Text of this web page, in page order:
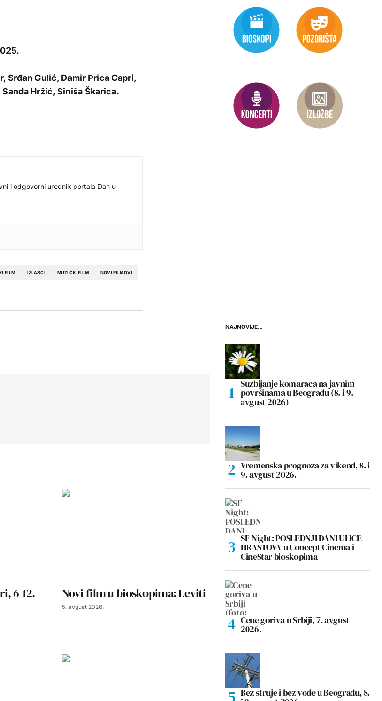
Srđan Gulić, Damir Prica Capri,
Hržić, Siniša Škarica.
i odgovorni urednik portala Dan u
FILM IZLASCI MUZIČKI FILM NOVI FILMOVI
6-12. Novi film u bioskopima: Leviti
5. avgust 2026.
NAJNOVIJE...
Suzbijanje komaraca na javnim
površinama u Beogradu (8. i 9.
avgust 2026)
Vremenska prognoza za vikend, 8. i
9. avgust 2026.
SF Night: POSLEDNJI DANI ULICE
HRASTOVA u Concept Cinema i
CineStar bioskopima
Cene goriva u Srbiji, 7. avgust
2026.
Bez struje i bez vode u Beogradu, 8.